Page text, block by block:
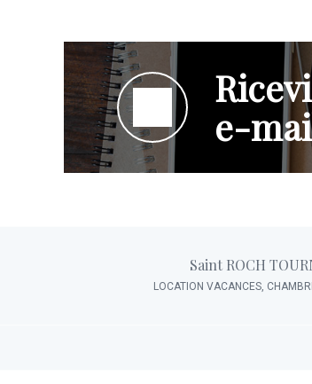
e-
Saint ROCH
LOCATION VACANCES,